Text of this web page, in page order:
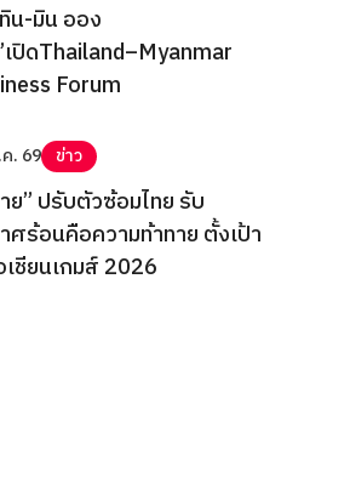
น-มิน ออง
เปิดThailand–Myanmar
Forum
. 69 ข่าว
ย” ปรับตัวซ้อมไทย รับ
ศร้อนคือความท้าทาย ตั้งเป้า
เชียนเกมส์ 2026